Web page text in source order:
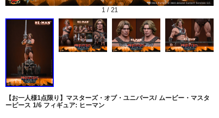
1 / 21
【お一人様1点限り】マスターズ・オブ・ユニバース/ ムービー・マスタ
ーピース 1/6 フィギュア: ヒーマン